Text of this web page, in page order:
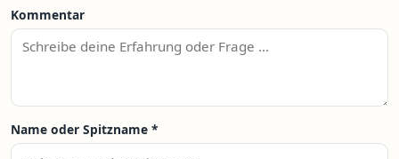
Kommentar
Name oder Spitzname *